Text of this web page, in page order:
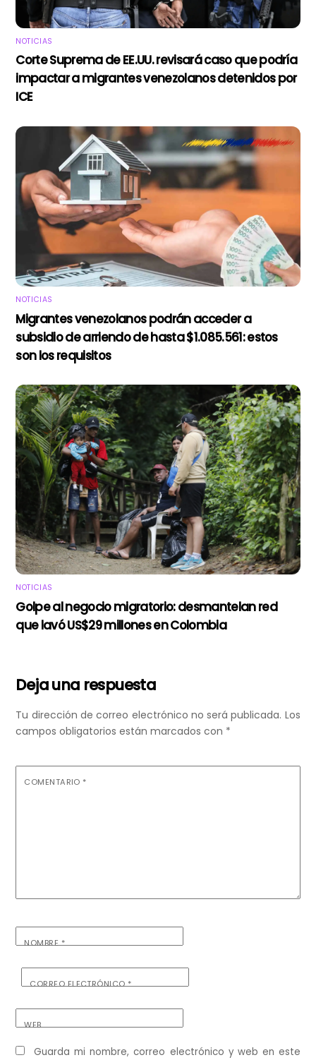
NOTICIAS
Corte Suprema de EE.UU. revisará caso que podría
impactar a migrantes venezolanos detenidos por
ICE
NOTICIAS
Migrantes venezolanos podrán acceder a
subsidio de arriendo de hasta $1.085.561: estos
son los requisitos
NOTICIAS
Golpe al negocio migratorio: desmantelan red
que lavó US$29 millones en Colombia
Deja una respuesta
Tu dirección de correo electrónico no será publicada. Los
campos obligatorios están marcados con *
COMENTARIO *
NOMBRE*
CORREO ELECTRÓNICO*
WEB
Guarda mi nombre, correo electrónico y web en este